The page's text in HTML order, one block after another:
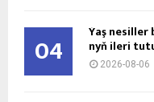
04 Ýaş
nyň ile­ri
2026-08-06